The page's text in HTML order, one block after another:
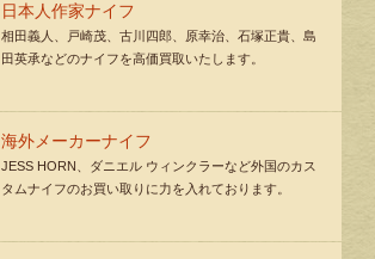
日本人作家ナイフ
相田義人、戸崎茂、古川四郎、原幸治、石塚正貴、島
田英承などのナイフを高価買取いたします。
海外メーカーナイフ
JESS HORN、ダニエル ウィンクラーなど外国のカス
タムナイフのお買い取りに力を入れております。